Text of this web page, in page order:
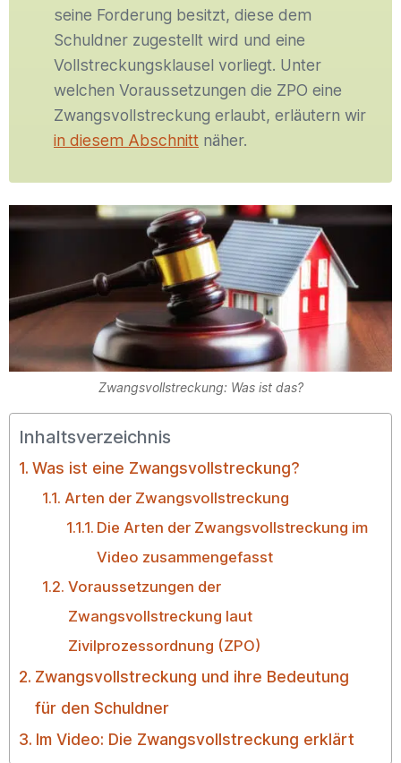
seine Forderung besitzt, diese dem
Schuldner zugestellt wird und eine
Vollstreckungsklausel vorliegt. Unter
welchen Voraussetzungen die ZPO eine
Zwangsvollstreckung erlaubt, erläutern wir
in diesem Abschnitt näher.
Zwangsvollstreckung: Was ist das?
Inhaltsverzeichnis
Was ist eine Zwangsvollstreckung?
Arten der Zwangsvollstreckung
Die Arten der Zwangsvollstreckung im
Video zusammengefasst
Voraussetzungen der
Zwangsvollstreckung laut
Zivilprozessordnung (ZPO)
Zwangsvollstreckung und ihre Bedeutung
für den Schuldner
Im Video: Die Zwangsvollstreckung erklärt